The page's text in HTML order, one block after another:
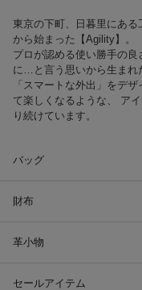
東京の下町、日暮里にあ
から始まった【Agility】。
プロが認める使い勝手の
に…と言う思いから生まれ
「スマートな外出」をデ
て楽しくなるような、 ア
り続けています。
バッグ
財布
革小物
セールアイテム